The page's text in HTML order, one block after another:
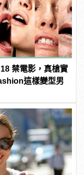
禁電影，真槍實
這樣變型男